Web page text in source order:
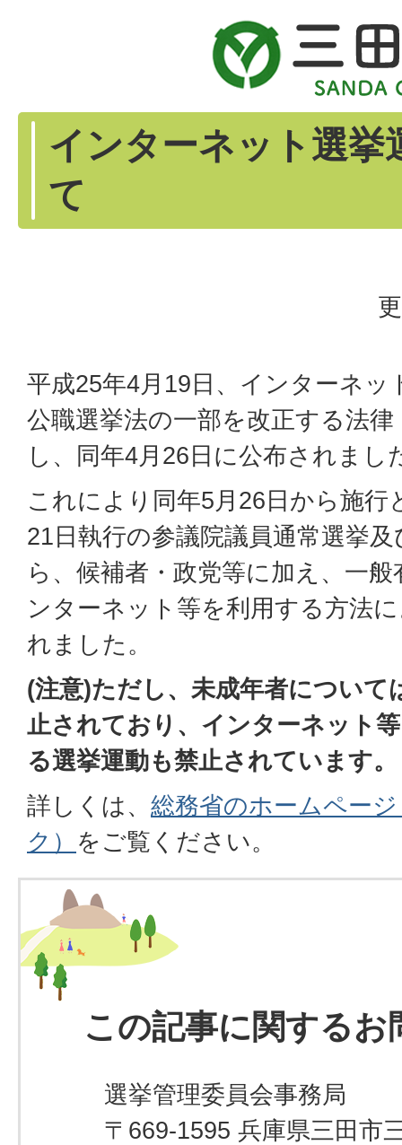
インターネット選挙
て
平成25年4月19日、インターネッ
公職選挙法の一部を改正する法
し、同年4月26日に公布されまし
これにより同年5月26日から施行
21日執行の参議院議員通常選挙
ら、候補者・政党等に加え、一
ンターネット等を利用する方法
れました。
(注意)ただし、未成年者について
止されており、インターネット
る選挙運動も禁止されています。
詳しくは、 総務省のホームペー
ク） をご覧ください。
この記事に関するお
選挙管理委員会事務局
〒669-1595 兵庫県三田市